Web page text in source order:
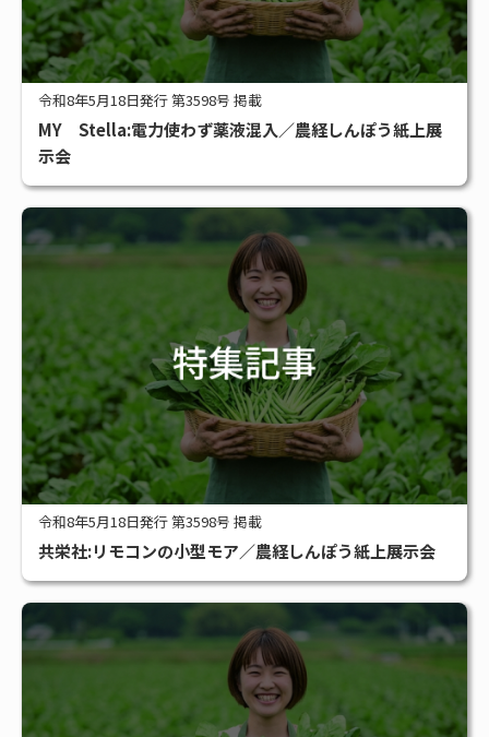
令和8年5月18日発行 第3598号 掲載
MY Stella:電力使わず薬液混入／農経しんぽう紙上展
示会
令和8年5月18日発行 第3598号 掲載
共栄社:リモコンの小型モア／農経しんぽう紙上展示会